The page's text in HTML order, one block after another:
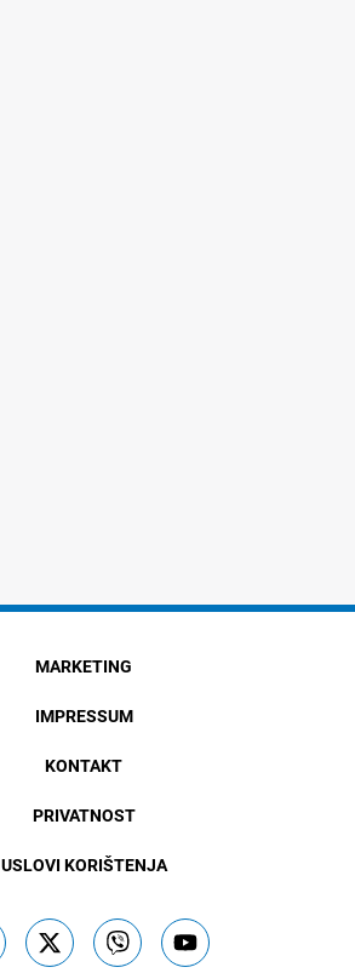
MARKETING
IMPRESSUM
KONTAKT
PRIVATNOST
USLOVI KORIŠTENJA